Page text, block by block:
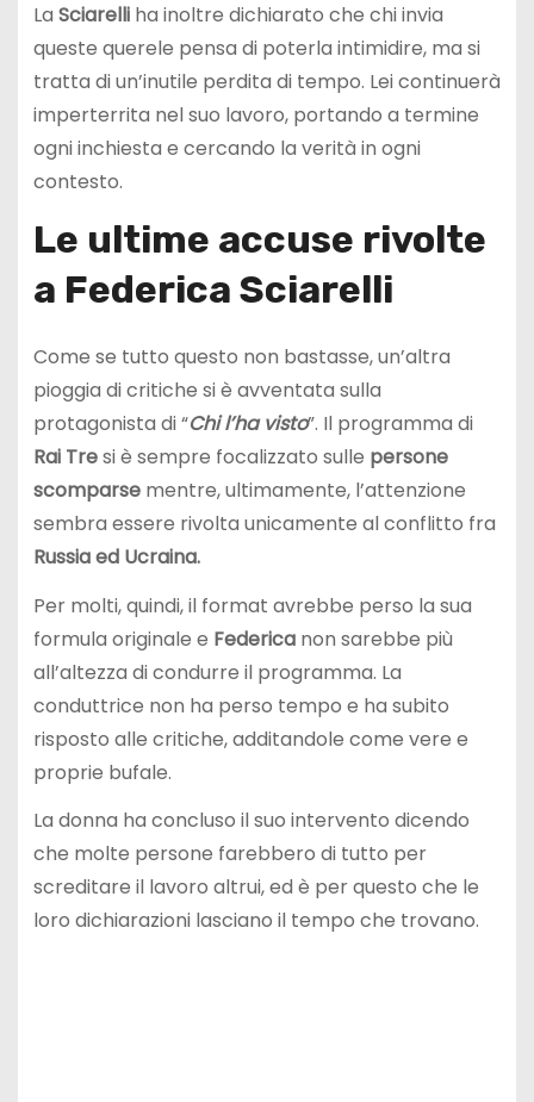
La Sciarelliha inoltre dichiarato che chi invia
queste querele pensa di poterla intimidire, ma si
tratta di un’inutile perdita di tempo. Lei continuerà
imperterrita nel suo lavoro, portando a termine
ogni inchiesta e cercando la verità in ogni
contesto.
Le ultime accuse rivolte
a Federica Sciarelli
Come se tutto questo non bastasse, un’altra
pioggia di critiche si è avventata sulla
protagonista di “Chi l’ha visto”. Il programma di
Rai Tresi è sempre focalizzato sulle persone
scomparsementre, ultimamente, l’attenzione
sembra essere rivolta unicamente al conflitto fra
Russia ed Ucraina.
Per molti, quindi, il format avrebbe perso la sua
formula originale e Federicanon sarebbe più
all’altezza di condurre il programma. La
conduttrice non ha perso tempo e ha subito
risposto alle critiche, additandole come vere e
proprie bufale.
La donna ha concluso il suo intervento dicendo
che molte persone farebbero di tutto per
screditare il lavoro altrui, ed è per questo che le
loro dichiarazioni lasciano il tempo che trovano.